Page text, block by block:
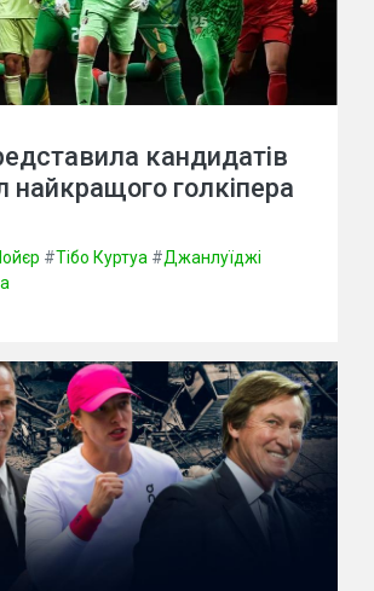
кандидатів
найкращого голкіпера
#Тібо Куртуа #Джанлуїджі